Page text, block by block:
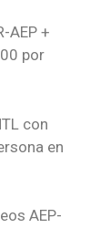
AEP +
por
con
en
AEP-